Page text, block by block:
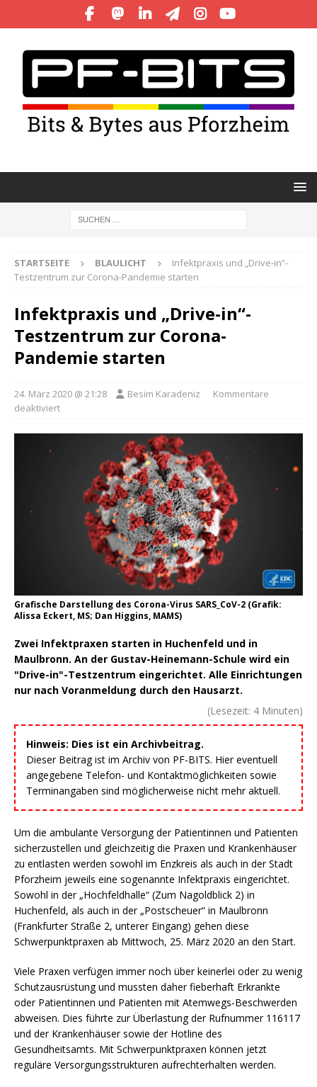
STARTSEITE BLAULICHT
Infektpraxis und „Drive-in“-
Testzentrum zur Corona-Pandemie starten
Infektpraxis und „Drive-in“-
Testzentrum zur Corona-
Pandemie starten
24. März 2020 @ 21:28 Besim Karadeniz
Kommentare
deaktiviert
Grafische Darstellung des Corona-Virus SARS_CoV-2 (Grafik:
Alissa Eckert, MS; Dan Higgins, MAMS)
Zwei Infektpraxen starten in Huchenfeld und in
Maulbronn. An der Gustav-Heinemann-Schule wird ein
"Drive-in"-Testzentrum eingerichtet. Alle Einrichtungen
nur nach Voranmeldung durch den Hausarzt.
(Lesezeit: 4 Minuten)
Hinweis: Dies ist ein Archivbeitrag.
Dieser Beitrag ist im Archiv von PF-BITS. Hier eventuell
angegebene Telefon- und Kontaktmöglichkeiten sowie
Terminangaben sind möglicherweise nicht mehr aktuell.
Um die ambulante Versorgung der Patientinnen und Patienten
sicherzustellen und gleichzeitig die Praxen und Krankenhäuser
zu entlasten werden sowohl im Enzkreis als auch in der Stadt
Pforzheim jeweils eine sogenannte Infektpraxis eingerichtet.
Sowohl in der „Hochfeldhalle“ (Zum Nagoldblick 2) in
Huchenfeld, als auch in der „Postscheuer“ in Maulbronn
(Frankfurter Straße 2, unterer Eingang) gehen diese
Schwerpunktpraxen ab Mittwoch, 25. März 2020 an den Start.
Viele Praxen verfügen immer noch über keinerlei oder zu wenig
Schutzausrüstung und mussten daher fieberhaft Erkrankte
oder Patientinnen und Patienten mit Atemwegs-Beschwerden
abweisen. Dies führte zur Überlastung der Rufnummer 116117
und der Krankenhäuser sowie der Hotline des
Gesundheitsamts. Mit Schwerpunktpraxen können jetzt
reguläre Versorgungsstrukturen aufrechterhalten werden.